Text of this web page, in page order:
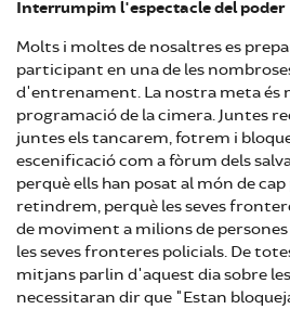
Interrumpim l'espectacle del poder
Molts i moltes de nosaltres es
participant en una de les
d'entrenament. La nostra meta és
programació de la cimera. Juntes
juntes els tancarem, fotrem i
escenificació com a fòrum dels
perquè ells han posat al món de cap
retindrem, perquè les seves
de moviment a milions de
les seves fronteres policials. De
mitjans parlin d'aquest dia sobre
necessitaran dir que "Estan